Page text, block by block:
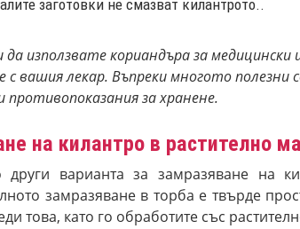
заготовки не смазват килантрото..
да използвате кориандъра за медицински
с вашия лекар. Въпреки многото
противопоказания за хранене.
на килантро в растително
други варианта за замразяване на
замразяване в торба е твърде
това, като го обработите със